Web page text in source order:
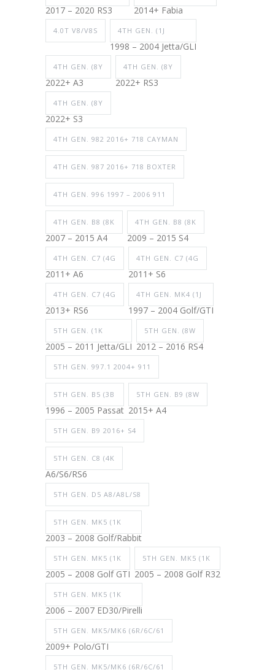
2017 – 2020 RS3 2014+ Fabia
4.0T V8/V8S 4TH GEN. (1J
1998 – 2004 Jetta/GLI
4TH GEN. (8Y
2022+ A3
4TH GEN. (8Y
2022+ RS3
4TH GEN. (8Y
2022+ S3
4TH GEN. 982 2016+ 718 CAYMAN
4TH GEN. 987 2016+ 718 BOXTER
4TH GEN. 996 1997 – 2006 911
4TH GEN. B8 (8K
2007 – 2015 A4
4TH GEN. B8 (8K
2009 – 2015 S4
4TH GEN. C7 (4G
2011+ A6
4TH GEN. C7 (4G
2011+ S6
4TH GEN. C7 (4G
2013+ RS6
4TH GEN. MK4 (1J
1997 – 2004 Golf/GTI
5TH GEN. (1K
2005 – 2011 Jetta/GLI
5TH GEN. (8W
2012 – 2016 RS4
5TH GEN. 997.1 2004+ 911
5TH GEN. B5 (3B
1996 – 2005 Passat
5TH GEN. B9 (8W
2015+ A4
5TH GEN. B9 2016+ S4
5TH GEN. C8 (4K
A6/S6/RS6
5TH GEN. D5 A8/A8L/S8
5TH GEN. MK5 (1K
2003 – 2008 Golf/Rabbit
5TH GEN. MK5 (1K
2005 – 2008 Golf GTI
5TH GEN. MK5 (1K
2005 – 2008 Golf R32
5TH GEN. MK5 (1K
2006 – 2007 ED30/Pirelli
5TH GEN. MK5/MK6 (6R/6C/61
2009+ Polo/GTI
5TH GEN. MK5/MK6 (6R/6C/61